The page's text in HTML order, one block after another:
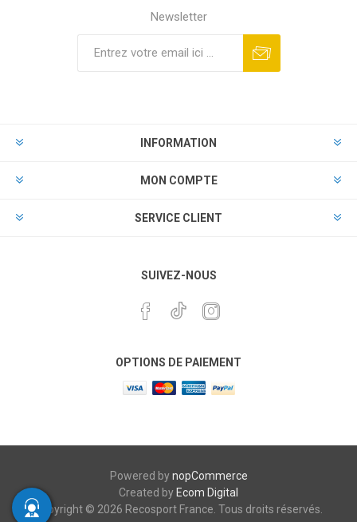
Newsletter
INFORMATION
MON COMPTE
SERVICE CLIENT
SUIVEZ-NOUS
OPTIONS DE PAIEMENT
Powered bynopCommerce
Created by Ecom Digital
Copyright © 2026 Recosport France. Tous droits réservés.